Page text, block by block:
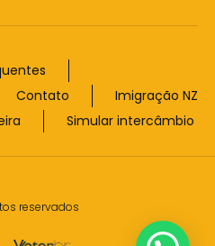
Contato
Imigração NZ
Simular intercâmbio
reservados